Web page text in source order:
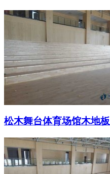
松木舞台体育场馆木地